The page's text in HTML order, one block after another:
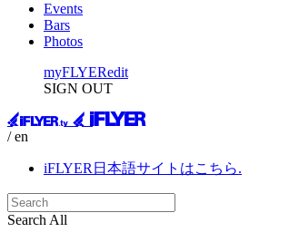
Events
Bars
Photos
myFLYERedit
SIGN OUT
/ en
iFLYER日本語サイトはこちら.
Search All